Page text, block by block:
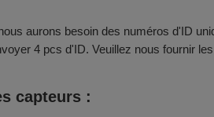
aurons besoin des numéros d'ID
4 pcs d'ID. Veuillez nous fournir
capteurs :